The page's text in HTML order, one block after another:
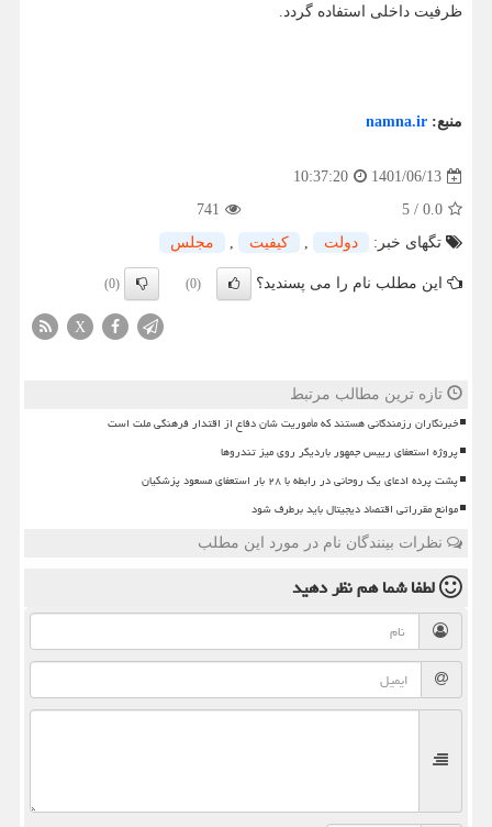
ظرفیت داخلی استفاده گردد.
منبع: namna.ir
1401/06/13
10:37:20
0.0
/
5
741
تگهای خبر:
دولت , كیفیت , مجلس
این مطلب نام را می پسندید؟ (0)
(0)
X
تازه ترین مطالب مرتبط
خبرنگاران رزمندگانی هستند که مأموریت شان دفاع از اقتدار فرهنگی ملت است
پروژه استعفای رییس جمهور باردیگر روی میز تندروها
پشت پرده ادعای یک روحانی در رابطه با ۲۸ بار استعفای مسعود پزشکیان
موانع مقرراتی اقتصاد دیجیتال باید برطرف شود
نظرات بینندگان نام در مورد این مطلب
لطفا شما همنظر دهید